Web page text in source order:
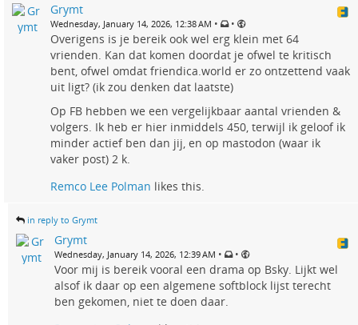
Grymt
Wednesday, January 14, 2026, 12:38 AM • •
Overigens is je bereik ook wel erg klein met 64
vrienden. Kan dat komen doordat je ofwel te kritisch
bent, ofwel omdat friendica.world er zo ontzettend vaak
uit ligt? (ik zou denken dat laatste)
Op FB hebben we een vergelijkbaar aantal vrienden &
volgers. Ik heb er hier inmiddels 450, terwijl ik geloof ik
minder actief ben dan jij, en op mastodon (waar ik
vaker post) 2 k.
Remco Lee Polman likes this.
in reply to Grymt
Grymt
Wednesday, January 14, 2026, 12:39 AM • •
Voor mij is bereik vooral een drama op Bsky. Lijkt wel
alsof ik daar op een algemene softblock lijst terecht
ben gekomen, niet te doen daar.